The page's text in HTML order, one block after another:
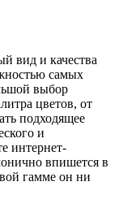
вид и качества
самых
выбор
цветов, от
подходящее
и
интернет-
впишется в
гамме он ни